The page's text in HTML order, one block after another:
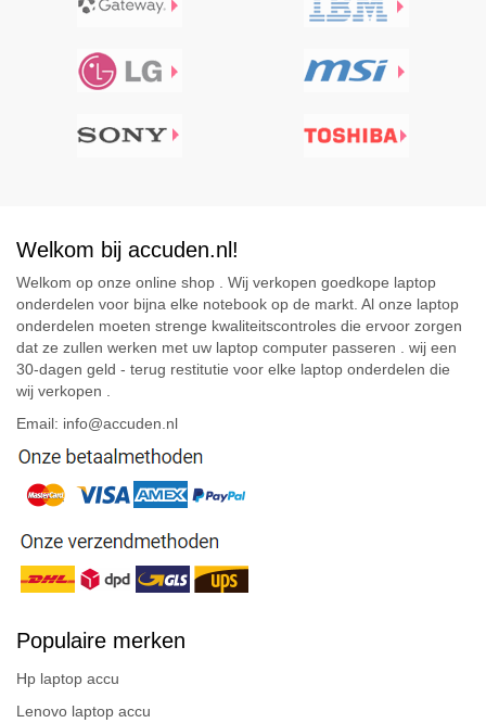
Welkom bij accuden.nl!
Welkom op onze online shop . Wij verkopen goedkope laptop
onderdelen voor bijna elke notebook op de markt. Al onze laptop
onderdelen moeten strenge kwaliteitscontroles die ervoor zorgen
dat ze zullen werken met uw laptop computer passeren . wij een
30-dagen geld - terug restitutie voor elke laptop onderdelen die
wij verkopen .
Email: info@accuden.nl
Populaire merken
Hp laptop accu
Lenovo laptop accu